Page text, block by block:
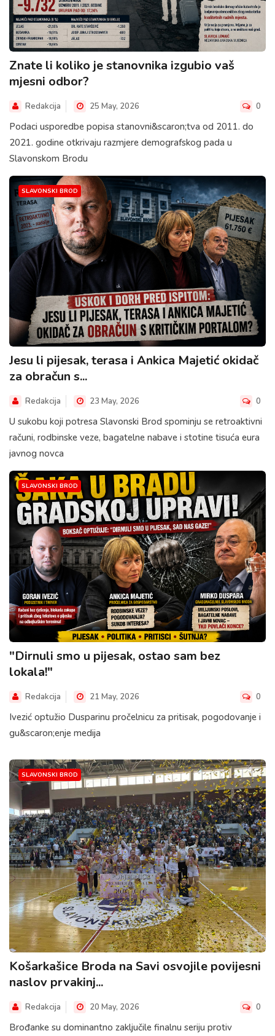
Znate li koliko je stanovnika izgubio vaš
mjesni odbor?
Redakcija 25 May, 2026 0
Podaci usporedbe popisa stanovni&scaron;tva od 2011. do
2021. godine otkrivaju razmjere demografskog pada u
Slavonskom Brodu
SLAVONSKI BROD
Jesu li pijesak, terasa i Ankica Majetić okidač
za obračun s...
Redakcija 23 May, 2026 0
U sukobu koji potresa Slavonski Brod spominju se retroaktivni
računi, rodbinske veze, bagatelne nabave i stotine tisuća eura
javnog novca
SLAVONSKI BROD
"Dirnuli smo u pijesak, ostao sam bez
lokala!"
Redakcija 21 May, 2026 0
Ivezić optužio Dusparinu pročelnicu za pritisak, pogodovanje i
gu&scaron;enje medija
SLAVONSKI BROD
Košarkašice Broda na Savi osvojile povijesni
naslov prvakinj...
Redakcija 20 May, 2026 0
Brođanke su dominantno zaključile finalnu seriju protiv